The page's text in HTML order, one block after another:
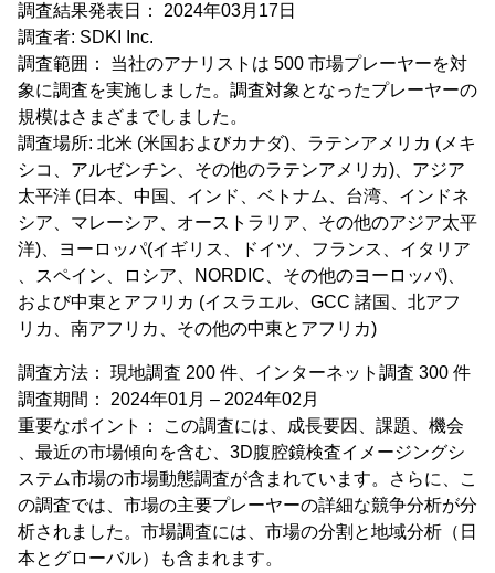
調査結果発表日： 2024年03月17日
調査者: SDKI Inc.
調査範囲： 当社のアナリストは 500 市場プレーヤーを対
象に調査を実施しました。調査対象となったプレーヤーの
規模はさまざまでしました。
調査場所: 北米 (米国およびカナダ)、ラテンアメリカ (メキ
シコ、アルゼンチン、その他のラテンアメリカ)、アジア
太平洋 (日本、中国、インド、ベトナム、台湾、インドネ
シア、マレーシア、オーストラリア、その他のアジア太平
洋)、ヨーロッパ(イギリス、ドイツ、フランス、イタリア
、スペイン、ロシア、NORDIC、その他のヨーロッパ)、
および中東とアフリカ (イスラエル、GCC 諸国、北アフ
リカ、南アフリカ、その他の中東とアフリカ)
調査方法： 現地調査 200 件、インターネット調査 300 件
調査期間： 2024年01月 – 2024年02月
重要なポイント： この調査には、成長要因、課題、機会
、最近の市場傾向を含む、3D腹腔鏡検査イメージングシ
ステム市場の市場動態調査が含まれています。さらに、こ
の調査では、市場の主要プレーヤーの詳細な競争分析が分
析されました。市場調査には、市場の分割と地域分析（日
本とグローバル）も含まれます。